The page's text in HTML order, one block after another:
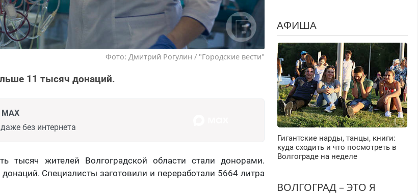
Фото: Дмитрий Рогулин / "Городские вести"
11 тысяч донаций.
без интернета
тысяч жителей Волгоградской области стали донорами.
Специалисты заготовили и переработали 5664 литра
АФИША
Гигантские нарды, танцы, книги:
куда сходить и что посмотреть в
Волгограде на неделе
ВОЛГОГРАД – ЭТО Я